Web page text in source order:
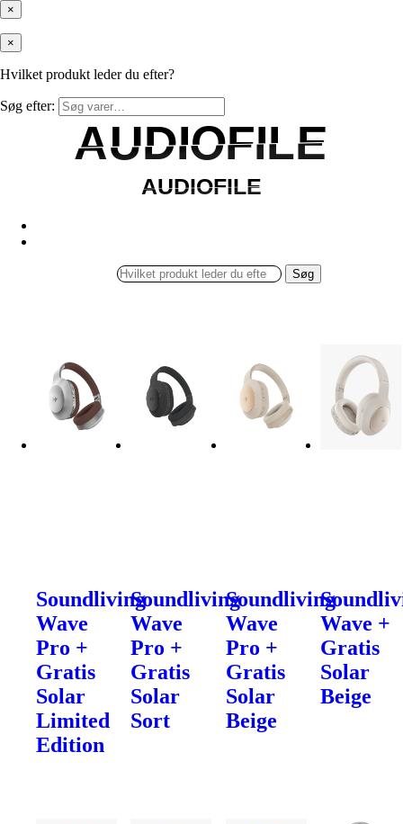
×
×
Hvilket produkt leder du efter?
Søg efter:
AUDIOFILE
AUDIOFILE
AUDIOFILE
AUDIOFILE
Søg
Soundliving
Wave
Pro +
Gratis
Solar
Limited
Edition
Soundliving
Wave
Pro +
Gratis
Solar
Sort
Soundliving
Wave
Pro +
Gratis
Solar
Beige
Wave +
Gratis
Solar
Beige